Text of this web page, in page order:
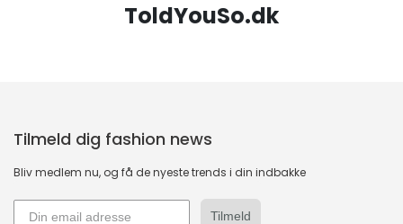
ToldYouSo.dk
Tilmeld dig fashion news
Bliv medlem nu, og få de nyeste trends i din indbakke
Tilmeld